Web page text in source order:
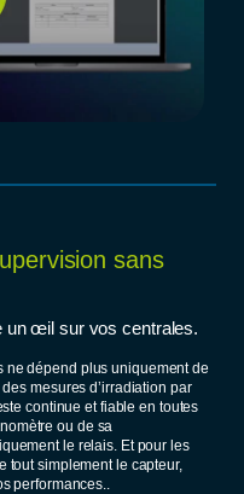
sans
un œil sur vos centrales.
ne dépend plus uniquement de
mesures d’irradiation par
continue et fiable en toutes
ou de sa
le relais. Et pour les
tout simplement le capteur,
performances..